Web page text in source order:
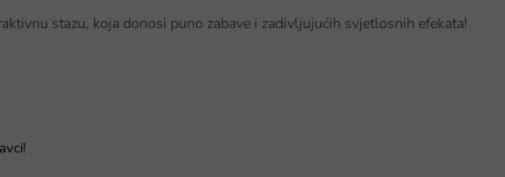
stazu, koja donosi puno zabave i zadivljujućih svjetlosnih efekata!